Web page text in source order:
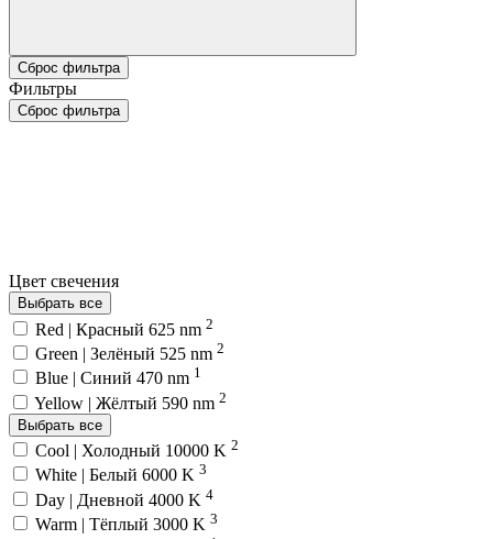
Сброс фильтра
Фильтры
Сброс фильтра
Цвет свечения
Выбрать все
Red | Красный 625 nm 2
Green | Зелёный 525 nm 2
Blue | Синий 470 nm 1
Yellow | Жёлтый 590 nm 2
Выбрать все
Cool | Холодный 10000 K 2
White | Белый 6000 K 3
Day | Дневной 4000 K 4
Warm | Тёплый 3000 K 3